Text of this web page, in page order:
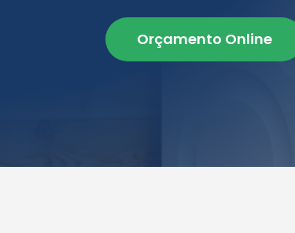
Orçamento Online